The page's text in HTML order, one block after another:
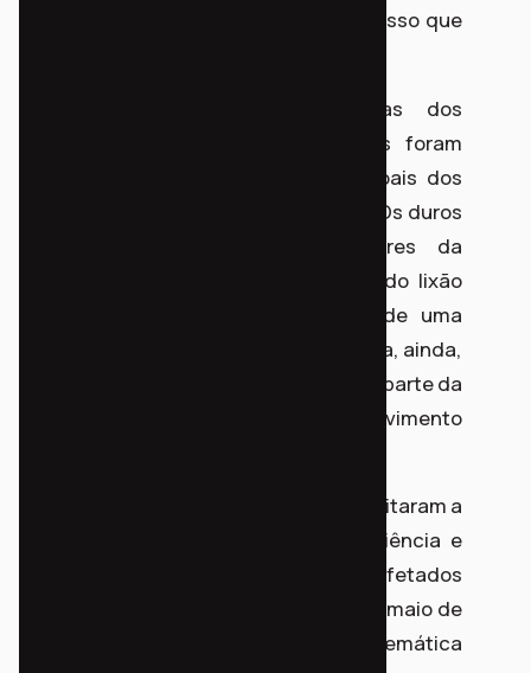
com a leitura de uma carta compromisso que
As pontuais observações técnicas dos
professores e advogados presentes foram
complementadas pelos relatos pessoais dos
mais afetados pelo lixão da Essencis. Os duros
relatos do despejo dos moradores da
Tiradentes II e da vivência ao lado do lixão
trouxeram humanidade ao debate de uma
alteração na legislação ambiental. Falta, ainda,
a escuta formal da sociedade civil por parte da
Secretaria de Estado do Desenvolvimento
Os representantes da SEDEST/IAT rejeitaram a
proposta de realização de uma audiência e
consulta pública com os moradores afetados
pela alteração da resolução ainda em maio de
2024, na última reunião da Câmara Temática